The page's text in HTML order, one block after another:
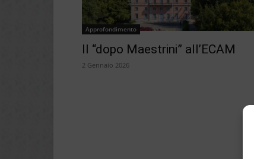
Approfondimento
Il “dopo Maestrini” all’ECAM
2 Gennaio 2026